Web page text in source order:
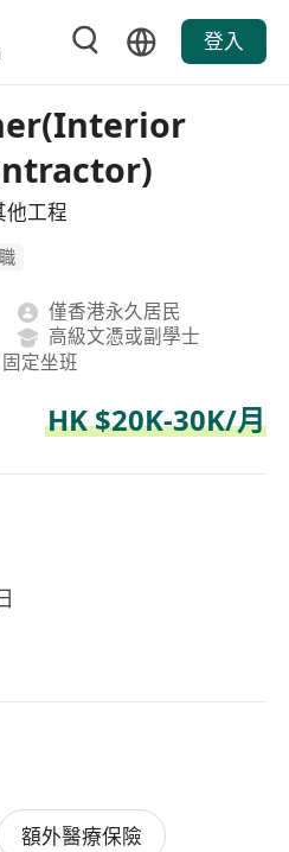
登入
他工程
僅香港永久居民
高級文憑或副學士
定坐班
HK $20K-30K/月
額外醫療保險